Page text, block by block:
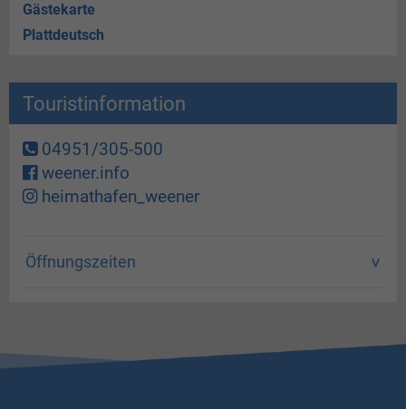
Gästekarte
Plattdeutsch
Touristinformation
04951/305-500
weener.info
heimathafen_weener
Öffnungszeiten